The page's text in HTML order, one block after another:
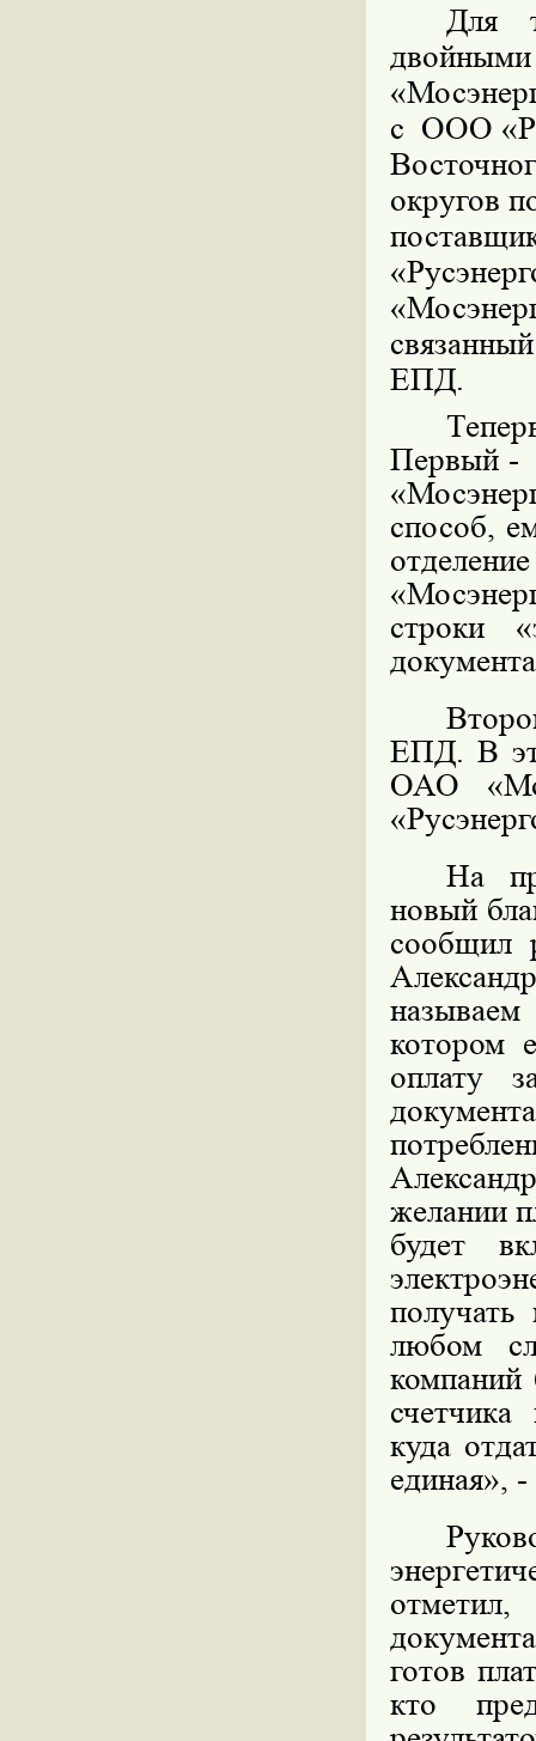
Для
с ООО
округов
ЕПД.
Первый -
способ,
строки
ЕПД. В
ОАО
На
новый
сообщил
котором
оплату
желании
будет
любом
компаний
куда
единая»,
готов
кто